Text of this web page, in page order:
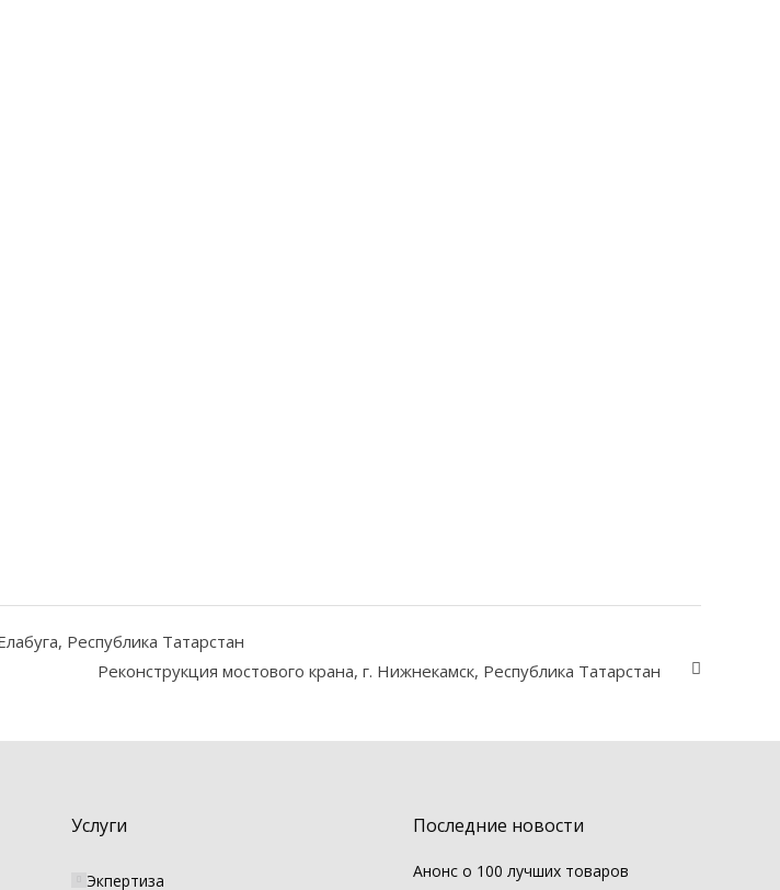
Республика Татарстан
Реконструкция мостового крана, г. Нижнекамск, Республика Татарстан
Услуги
Экпертиза
Последние новости
Анонс о 100 лучших товаров